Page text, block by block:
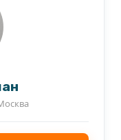
этажа.
днём работает
—